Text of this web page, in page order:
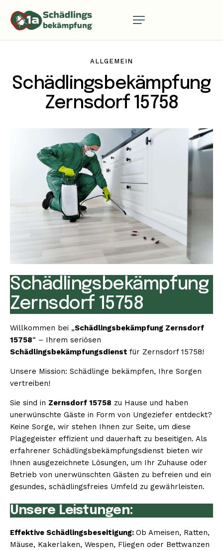
ALLGEMEIN
Schädlingsbekämpfung
Zernsdorf 15758
Schädlingsbekämpfung
Zernsdorf 15758
Willkommen bei „Schädlingsbekämpfung Zernsdorf
15758“ – Ihrem seriösen
Schädlingsbekämpfungsdienst für Zernsdorf 15758!
Unsere Mission: Schädlinge bekämpfen, Ihre Sorgen
vertreiben!
Sie sind in Zernsdorf 15758 zu Hause und haben
unerwünschte Gäste in Form von Ungeziefer entdeckt?
Keine Sorge, wir stehen Ihnen zur Seite, um diese
Plagegeister effizient und dauerhaft zu beseitigen. Als
erfahrener Schädlingsbekämpfungsdienst bieten wir
Ihnen ausgezeichnete Lösungen, um Ihr Zuhause oder
Betrieb von unerwünschten Gästen zu befreien und ein
gesundes, schädlingsfreies Umfeld zu gewährleisten.
Unsere Leistungen:
Effektive Schädlingsbeseitigung: Ob Ameisen, Ratten,
Mäuse, Kakerlaken, Wespen, Fliegen oder Bettwanzen